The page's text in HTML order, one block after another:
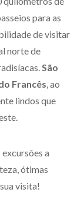
para as
de visitar
norte de
São
Francês , ao
lindos que
a
ótimas
visita!